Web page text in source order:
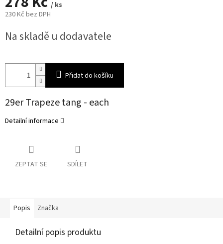
/ ks
230 Kč bez DPH
cena:
Na skladě u dodavatele
Přidat do košíku
29er Trapeze tang - each
Detailní informace
ZEPTAT SE SDÍLET
Popis Značka
Detailní popis produktu